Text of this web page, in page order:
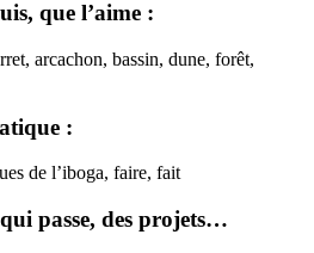
que l’aime :
arcachon, bassin, dune, forêt,
:
de l’iboga, faire, fait
passe, des projets…